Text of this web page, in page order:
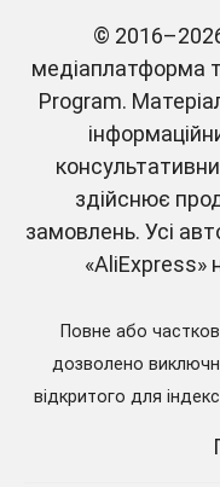
AliShop
погляд
та
шопінг. Огляди
інструкції від
медіа в Україні.
©
медіаплатформа
Program.
здійснює
замовлень. Усі
«AliExpress»
Повне або
дозволено
відкритого для